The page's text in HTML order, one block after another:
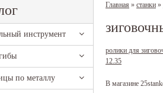
инструмент
по металлу
Главная » станки »
ролики для
12.35
В магазине